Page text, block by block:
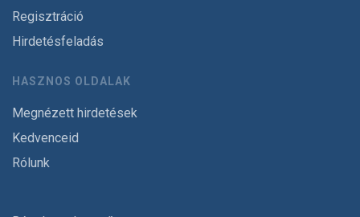
Regisztráció
Hirdetésfeladás
HASZNOS OLDALAK
Megnézett hirdetések
Kedvenceid
Rólunk